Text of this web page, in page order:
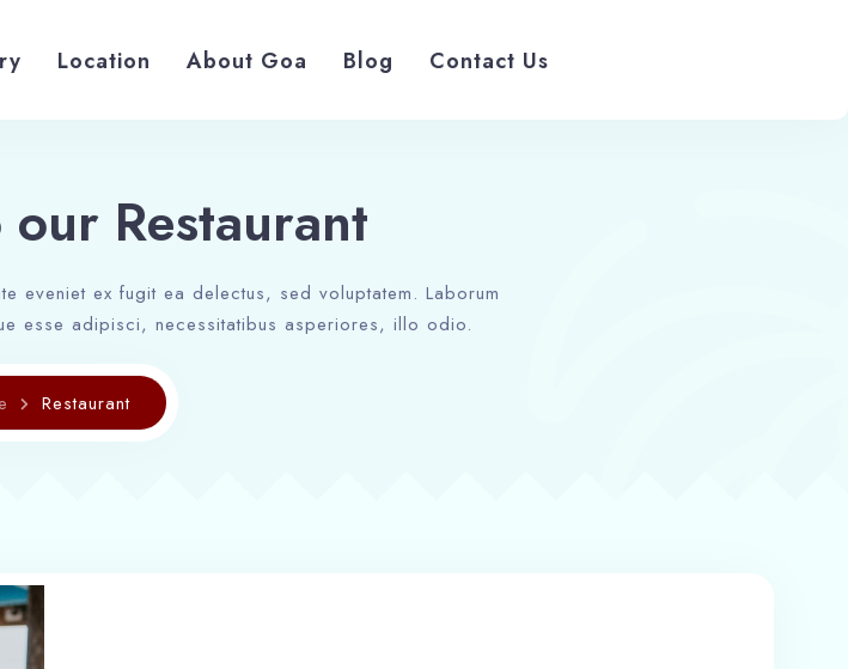
Location About Goa Blog Contact Us
Restaurant
eveniet ex fugit ea delectus, sed voluptatem. Laborum
esse adipisci, necessitatibus asperiores, illo odio.
Restaurant